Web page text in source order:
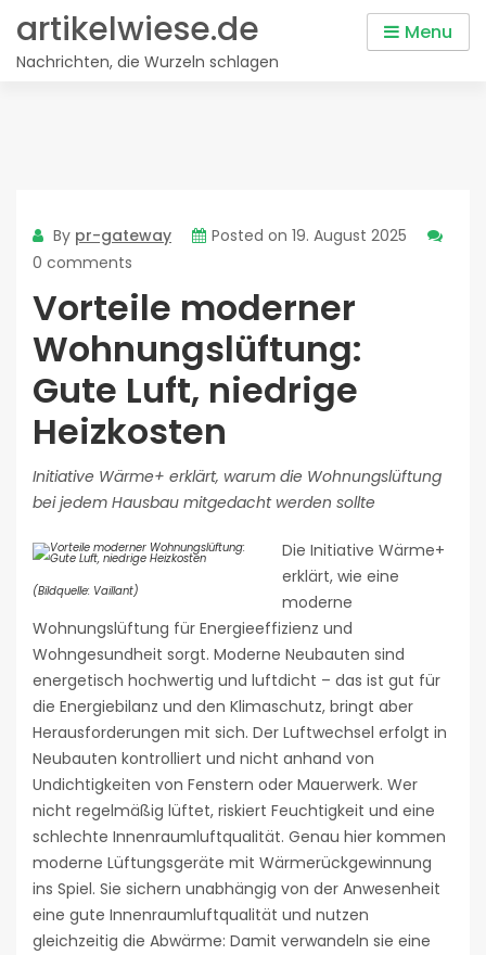
content
artikelwiese.de
Nachrichten, die Wurzeln schlagen
Menu
By pr-gateway Posted on 19. August 2025
0 comments
Vorteile moderner
Wohnungslüftung:
Gute Luft, niedrige
Heizkosten
Initiative Wärme+ erklärt, warum die Wohnungslüftung
bei jedem Hausbau mitgedacht werden sollte
(Bildquelle: Vaillant)
Die Initiative Wärme+
erklärt, wie eine
moderne
Wohnungslüftung für Energieeffizienz und
Wohngesundheit sorgt. Moderne Neubauten sind
energetisch hochwertig und luftdicht – das ist gut für
die Energiebilanz und den Klimaschutz, bringt aber
Herausforderungen mit sich. Der Luftwechsel erfolgt in
Neubauten kontrolliert und nicht anhand von
Undichtigkeiten von Fenstern oder Mauerwerk. Wer
nicht regelmäßig lüftet, riskiert Feuchtigkeit und eine
schlechte Innenraumluftqualität. Genau hier kommen
moderne Lüftungsgeräte mit Wärmerückgewinnung
ins Spiel. Sie sichern unabhängig von der Anwesenheit
eine gute Innenraumluftqualität und nutzen
gleichzeitig die Abwärme: Damit verwandeln sie eine